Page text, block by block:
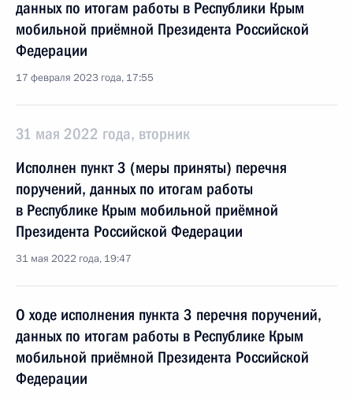
данных по итогам работы в Республики Крым
мобильной приёмной Президента Российской
Федерации
17 февраля 2023 года, 17:55
31 мая 2022 года, вторник
Исполнен пункт 3 (меры приняты) перечня
поручений, данных по итогам работы
в Республике Крым мобильной приёмной
Президента Российской Федерации
31 мая 2022 года, 19:47
О ходе исполнения пункта 3 перечня поручений,
данных по итогам работы в Республике Крым
мобильной приёмной Президента Российской
Федерации